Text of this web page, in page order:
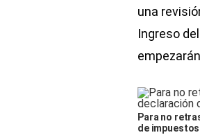
una
Ingreso
Para no
de